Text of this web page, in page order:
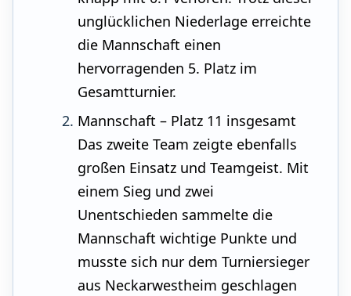
unglücklichen Niederlage erreichte
die Mannschaft einen
hervorragenden 5. Platz im
Gesamtturnier.
Mannschaft – Platz 11 insgesamt
Das zweite Team zeigte ebenfalls
großen Einsatz und Teamgeist. Mit
einem Sieg und zwei
Unentschieden sammelte die
Mannschaft wichtige Punkte und
musste sich nur dem Turniersieger
aus Neckarwestheim geschlagen